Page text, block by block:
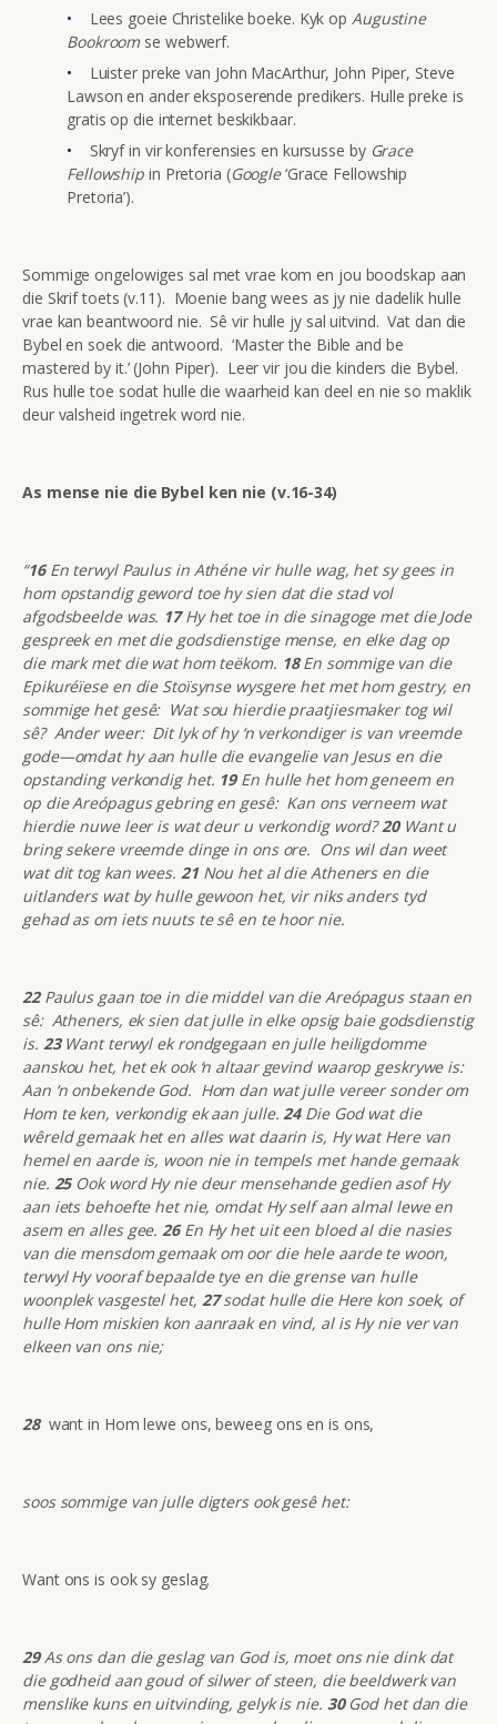
Lees goeie Christelike boeke. Kyk op Augustine
Bookroom se webwerf.
Luister preke van John MacArthur, John Piper, Steve
Lawson en ander eksposerende predikers. Hulle preke is
gratis op die internet beskikbaar.
Skryf in vir konferensies en kursusse by Grace
Fellowship in Pretoria (Google‘Grace Fellowship
Pretoria’).
Sommige ongelowiges sal met vrae kom en jou boodskap aan
die Skrif toets (v.11). Moenie bang wees as jy nie dadelik hulle
vrae kan beantwoord nie. Sê vir hulle jy sal uitvind. Vat dan die
Bybel en soek die antwoord. ‘Master the Bible and be
mastered by it.’ (John Piper). Leer vir jou die kinders die Bybel.
Rus hulle toe sodat hulle die waarheid kan deel en nie so maklik
deur valsheid ingetrek word nie.
As mense nie die Bybel ken nie (v.16-34)
“16En terwyl Paulus in Athéne vir hulle wag, het sy gees in
hom opstandig geword toe hy sien dat die stad vol
afgodsbeelde was. 17Hy het toe in die sinagoge met die Jode
gespreek en met die godsdienstige mense, en elke dag op
die mark met die wat hom teëkom. 18En sommige van die
Epikuréïese en die Stoïsynse wysgere het met hom gestry, en
sommige het gesê: Wat sou hierdie praatjiesmaker tog wil
sê? Ander weer: Dit lyk of hy ‘n verkondiger is van vreemde
gode—omdat hy aan hulle die evangelie van Jesus en die
opstanding verkondig het. 19En hulle het hom geneem en
op die Areópagus gebring en gesê: Kan ons verneem wat
hierdie nuwe leer is wat deur u verkondig word?20Want u
bring sekere vreemde dinge in ons ore. Ons wil dan weet
wat dit tog kan wees. 21Nou het al die Atheners en die
uitlanders wat by hulle gewoon het, vir niks anders tyd
gehad as om iets nuuts te sê en te hoor nie.
22 Paulus gaan toe in die middel van die Areópagus staan en
sê: Atheners, ek sien dat julle in elke opsig baie godsdienstig
is. 23Want terwyl ek rondgegaan en julle heiligdomme
aanskou het, het ek ook ‘n altaar gevind waarop geskrywe is:
Aan ‘n onbekende God. Hom dan wat julle vereer sonder om
Hom te ken, verkondig ek aan julle.24Die God wat die
wêreld gemaak het en alles wat daarin is, Hy wat Here van
hemel en aarde is, woon nie in tempels met hande gemaak
nie. 25Ook word Hy nie deur mensehande gedien asof Hy
aan iets behoefte het nie, omdat Hy self aan almal lewe en
asem en alles gee.26En Hy het uit een bloed al die nasies
van die mensdom gemaak om oor die hele aarde te woon,
terwyl Hy vooraf bepaalde tye en die grense van hulle
woonplek vasgestel het, 27sodat hulle die Here kon soek, of
hulle Hom miskien kon aanraak en vind, al is Hy nie ver van
elkeen van ons nie;
28 want in Hom lewe ons, beweeg ons en is ons,
soos sommige van julle digters ook gesê het:
Want ons is ook sy geslag.
29As ons dan die geslag van God is, moet ons nie dink dat
die godheid aan goud of silwer of steen, die beeldwerk van
menslike kuns en uitvinding, gelyk is nie. 30God het dan die